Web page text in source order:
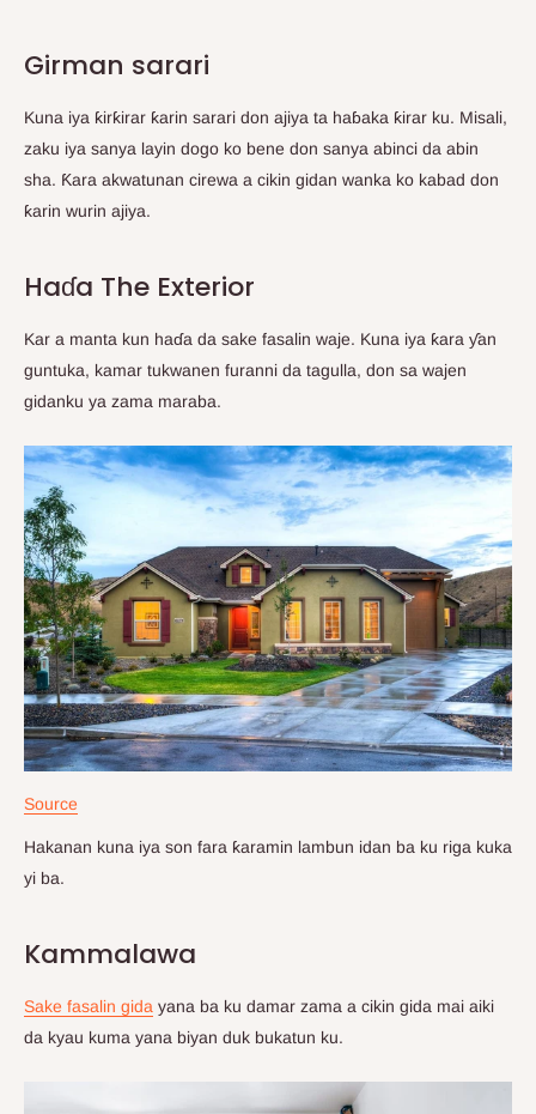
Girman sarari
Kuna iya ƙirƙirar ƙarin sarari don ajiya ta haɓaka ƙirar ku. Misali,
zaku iya sanya layin dogo ko bene don sanya abinci da abin
sha. Ƙara akwatunan cirewa a cikin gidan wanka ko kabad don
ƙarin wurin ajiya.
Haɗa The Exterior
Kar a manta kun haɗa da sake fasalin waje. Kuna iya ƙara ƴan
guntuka, kamar tukwanen furanni da tagulla, don sa wajen
gidanku ya zama maraba.
Source
Hakanan kuna iya son fara ƙaramin lambun idan ba ku riga kuka
yi ba.
Kammalawa
Sake fasalin gida yana ba ku damar zama a cikin gida mai aiki
da kyau kuma yana biyan duk bukatun ku.